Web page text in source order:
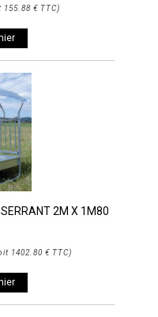
155.88 € TTC)
2M X 1M80
1402.80 € TTC)